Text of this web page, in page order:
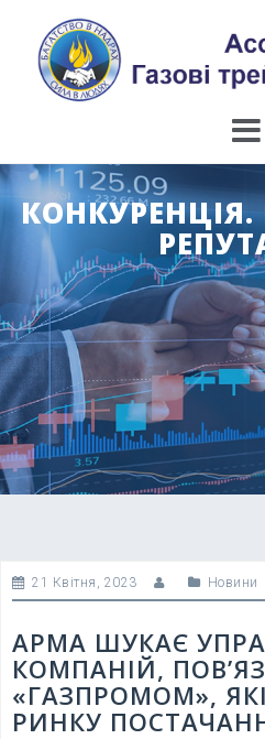
content
КОНКУРЕНЦІЯ.
21 Квітня, 2023 Новини
АРМА ШУКАЄ
КОМПАНІЙ,
«ГАЗПРОМОМ»,
РИНКУ